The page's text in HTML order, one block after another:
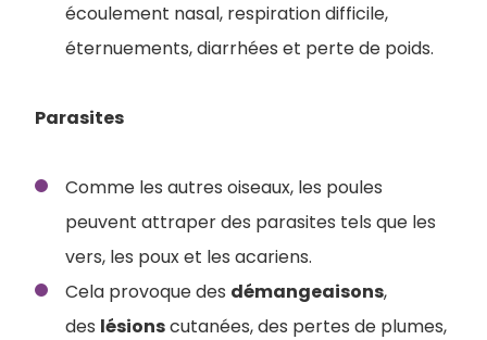
écoulement nasal, respiration difficile,
éternuements, diarrhées et perte de poids.
Parasites
Comme les autres oiseaux, les poules
peuvent attraper des parasites tels que les
vers, les poux et les acariens.
Cela provoque des démangeaisons,
des lésionscutanées, des pertes de plumes,